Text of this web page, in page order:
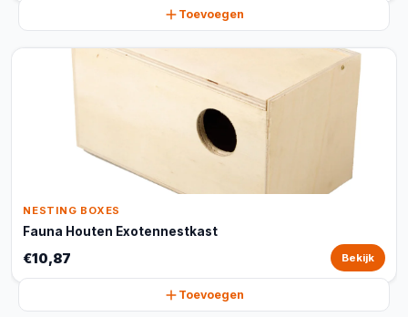
Toevoegen
NESTING BOXES
Fauna Houten Exotennestkast
€10,87 Bekijk
Toevoegen